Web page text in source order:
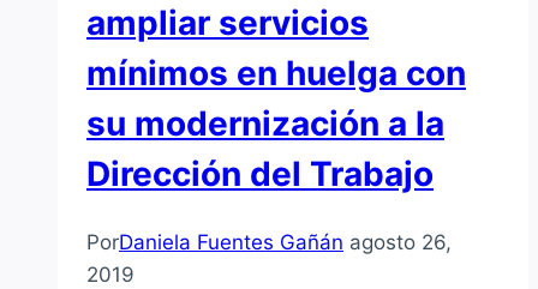
ampliar servicios
mínimos en huelga con
su modernización a la
Dirección del Trabajo
PorDaniela Fuentes Gañán agosto 26,
2019